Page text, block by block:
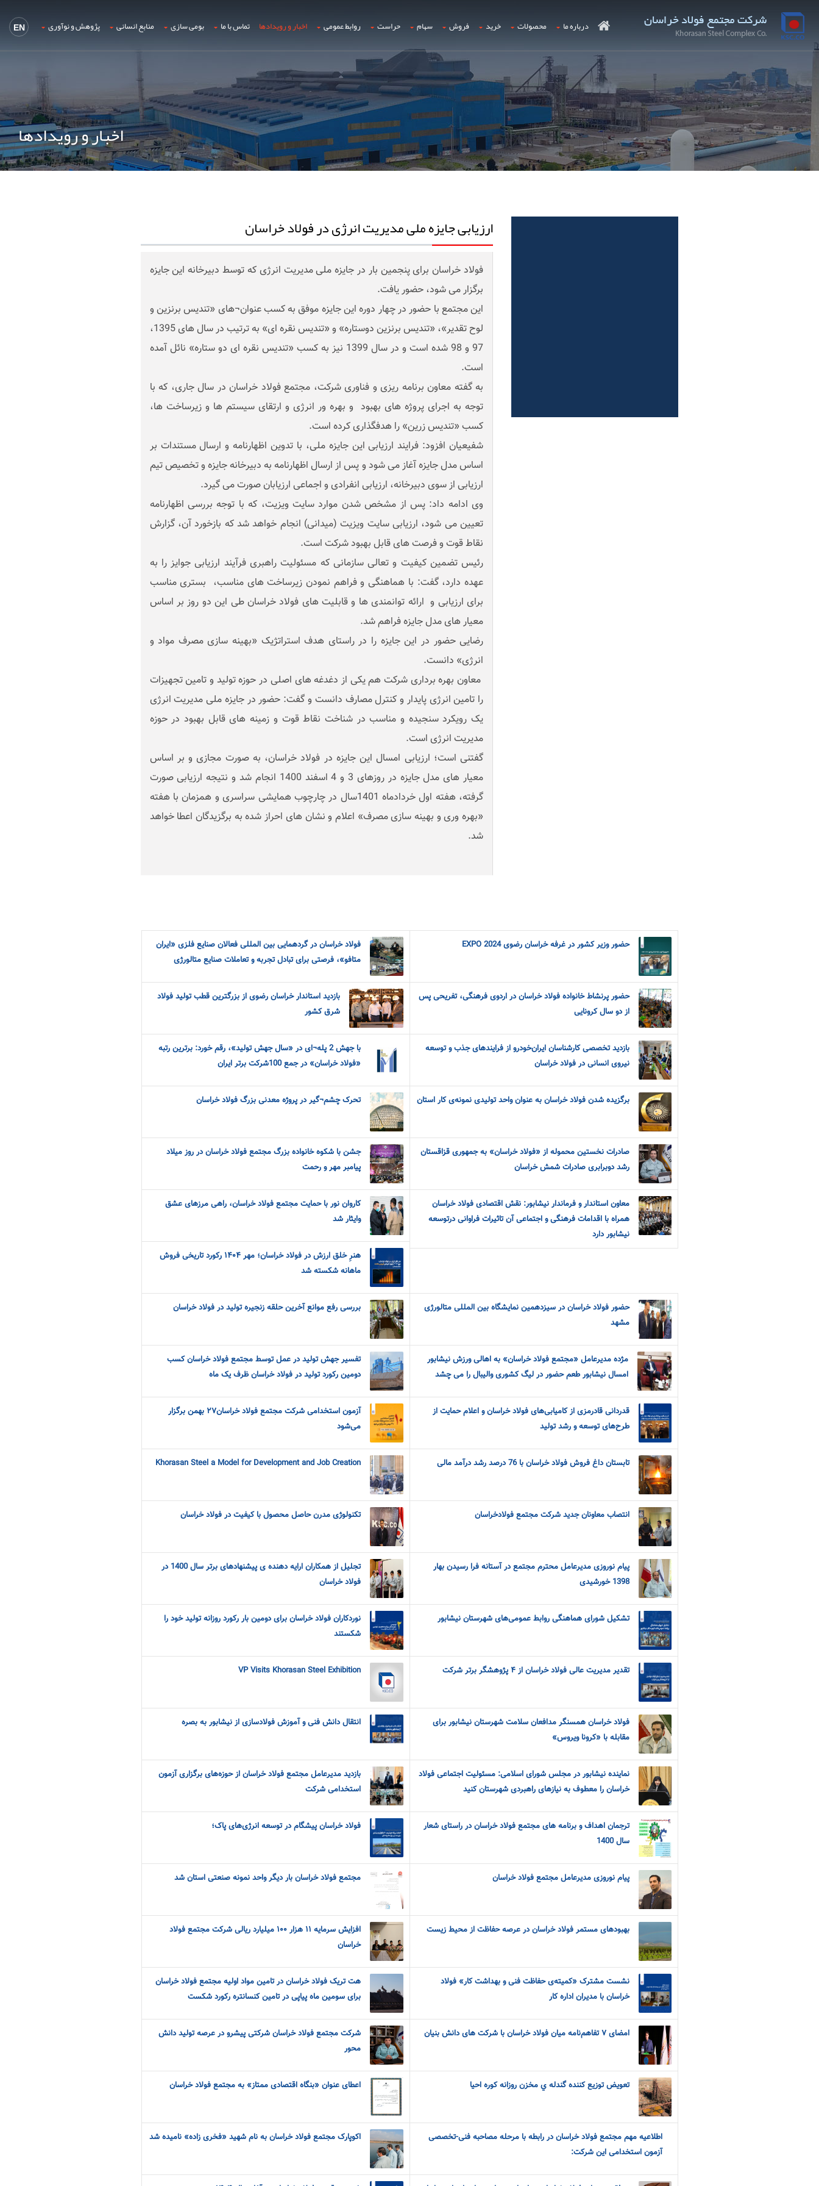
EN درباره ما محصولات خرید فروش سهام حراست روابط عمومی اخبار و رویدادها تماس با ما بومی سازی منابع انسانی پژوهش و نوآوری
اخبار و رویدادها
ارزیابی جایزه ملی مدیریت انرژی در فولاد خراسان
فولاد خراسان برای پنجمین بار در جایزه ملی مدیریت انرژی که توسط دبیرخانه این جایزه
برگزار می شود، حضور یافت.
این مجتمع با حضور در چهار دوره این جایزه موفق به کسب عنوان¬های «تندیس برنزین و
لوح تقدیر»، «تندیس برنزین دوستاره» و «تندیس نقره ای» به ترتیب در سال های 1395،
97 و 98 شده است و در سال 1399 نیز به کسب «تندیس نقره ای دو ستاره» نائل آمده
است.
به گفته معاون برنامه ریزی و فناوری شرکت، مجتمع فولاد خراسان در سال جاری، که با
توجه به اجرای پروژه های بهبود و بهره ور انرژی و ارتقای سیستم ها و زیرساخت ها،
کسب «تندیس زرین» را هدفگذاری کرده است.
شفیعیان افزود: فرایند ارزیابی این جایزه ملی، با تدوین اظهارنامه و ارسال مستندات بر
اساس مدل جایزه آغاز می شود و پس از ارسال اظهارنامه به دبیرخانه جایزه و تخصیص تیم
ارزیابی از سوی دبیرخانه، ارزیابی انفرادی و اجماعی ارزیابان صورت می گیرد.
وی ادامه داد: پس از مشخص شدن موارد سایت ویزیت، که با توجه بررسی اظهارنامه
تعیین می شود، ارزیابی سایت ویزیت (میدانی) انجام خواهد شد که بازخورد آن، گزارش
نقاط قوت و فرصت های قابل بهبود شرکت است.
رئیس تضمین کیفیت و تعالی سازمانی که مسئولیت راهبری فرآیند ارزیابی جوایز را به
عهده دارد، گفت: با هماهنگی و فراهم نمودن زیرساخت های مناسب، بستری مناسب
برای ارزیابی و ارائه توانمندی ها و قابلیت های فولاد خراسان طی این دو روز بر اساس
معیار های مدل جایزه فراهم شد.
رضایی حضور در این جایزه را در راستای هدف استراتژیک «بهینه سازی مصرف مواد و
انرژی» دانست.
معاون بهره برداری شرکت هم یکی از دغدغه های اصلی در حوزه تولید و تامین تجهیزات
را تامین انرژی پایدار و کنترل مصارف دانست و گفت: حضور در جایزه ملی مدیریت انرژی
یک رویکرد سنجیده و مناسب در شناخت نقاط قوت و زمینه های قابل بهبود در حوزه
مدیریت انرژی است.
گفتنی است؛ ارزیابی امسال این جایزه در فولاد خراسان، به صورت مجازی و بر اساس
معیار های مدل جایزه در روزهای 3 و 4 اسفند 1400 انجام شد و نتیجه ارزیابی صورت
گرفته، هفته اول خردادماه 1401سال در چارچوب همایشی سراسری و همزمان با هفته
«بهره وری و بهینه سازی مصرف» اعلام و نشان های احراز شده به برگزیدگان اعطا خواهد
شد.
حضور وزیر کشور در غرفه خراسان رضوی EXPO 2024
فولاد خراسان در گردهمایی بین المللی فعالان صنایع فلزی «ایران
متافو»، فرصتی برای تبادل تجربه و تعاملات صنایع متالورژی
حضور پرنشاط خانواده فولاد خراسان در اردوی فرهنگی، تفریحی پس
از دو سال کرونایی
بازدید استاندار خراسان رضوی از بزرگترین قطب تولید فولاد
شرق کشور
بازدید تخصصی کارشناسان ایران‌خودرو از فرایندهای جذب و توسعه
نیروی انسانی در فولاد خراسان
با جهش 2 پله¬ای در «سال جهش تولید»، رقم خورد: برترین رتبه
«فولاد خراسان» در جمع 100شرکت برتر ایران
برگزیده شدن فولاد خراسان به عنوان واحد تولیدی نمونه‌ی کار استان تحرک چشم¬گیر در پروژه معدنی بزرگ فولاد خراسان
صادرات نخستین محموله از «فولاد خراسان» به جمهوری قزاقستان
رشد دوبرابری صادرات شمش خراسان
جشن با شکوه خانواده بزرگ مجتمع فولاد خراسان در روز میلاد
پیامبر مهر و رحمت
معاون استاندار و فرماندار نیشابور: نقش اقتصادی فولاد خراسان
همراه با اقدامات فرهنگی و اجتماعی آن تاثیرات فراوانی درتوسعه
نیشابور دارد
کاروان نور با حمایت مجتمع فولاد خراسان، راهی مرزهای عشق
و‌ایثار شد
هنرِ خلق ارزش در فولاد خراسان؛ مهر ۱۴۰۴ رکورد تاریخی فروش
ماهانه شکسته شد
حضور فولاد خراسان در سیزدهمین نمایشگاه بین المللی متالورژی
مشهد
بررسی رفع موانع آخرین حلقه زنجیره تولید در فولاد خراسان
مژده مدیرعامل «مجتمع فولاد خراسان» به اهالی ورزش نیشابور
امسال نیشابور طعم حضور در لیگ کشوری والیبال را می چشد
تفسیر جهش تولید در عمل توسط مجتمع فولاد خراسان کسب
دومین رکورد تولید در فولاد خراسان ظرف یک ماه
قدردانی قادرمزی از کامیابی‌های فولاد خراسان و اعلام حمایت از
طرح‌های توسعه و رشد تولید
آزمون استخدامی شرکت مجتمع فولاد خراسان۲۷ بهمن برگزار
می‌شود
تابستان داغ فروش فولاد خراسان با 76 درصد رشد درآمد مالی Khorasan Steel a Model for Development and Job Creation
انتصاب معاونان جدید شرکت مجتمع فولادخراسان تکنولوژی مدرن حاصل محصول با کیفیت در فولاد خراسان
پیام نوروزی مدیرعامل محترم مجتمع در آستانه فرا رسیدن بهار
1398 خورشیدی
تجلیل از همکاران ارایه دهنده ی پیشنهادهای برتر سال 1400 در
فولاد خراسان
تشکیل شورای هماهنگی روابط عمومی‌های شهرستان نیشابور
نوردکاران فولاد خراسان برای دومین بار رکورد روزانه تولید خود را
شکستند
تقدیر مدیریت عالی فولاد خراسان از ۴ پژوهشگر برتر شرکت VP Visits Khorasan Steel Exhibition
فولاد خراسان همسنگر مدافعان سلامت شهرستان نیشابور برای
مقابله با «کرونا ویروس»
انتقال دانش فنی و آموزش فولادسازی از نیشابور به بصره
نماینده نیشابور در مجلس شورای اسلامی: مسئولیت اجتماعی فولاد
خراسان را معطوف به نیازهای راهبردی شهرستان کنید
بازدید مدیرعامل مجتمع فولاد خراسان از حوزه‌های برگزاری آزمون
استخدامی شرکت
ترجمان اهداف و برنامه های مجتمع فولاد خراسان در راستای شعار
سال 1400
فولاد خراسان پیشگام در توسعه انرژی‌های پاک؛
پیام نوروزی مدیرعامل مجتمع فولاد خراسان مجتمع فولاد خراسان بار دیگر واحد نمونه صنعتی استان شد
بهبودهای مستمر فولاد خراسان در عرصه حفاظت از محیط زیست
افزایش سرمایه ۱۱ هزار ۱۰۰ میلیارد ریالی شرکت مجتمع فولاد
خراسان
نشست مشترک «کمیته‌ی حفاظت فنی و بهداشت کار» فولاد
خراسان با مدیران اداره کار
هت تریک فولاد خراسان در تامین مواد اولیه مجتمع فولاد خراسان
برای سومین ماه پیاپی در تامین کنسانتره رکورد شکست
امضای ۷ تفاهم‌نامه میان فولاد خراسان با شرکت های دانش بنیان
شرکت مجتمع فولاد خراسان شرکتی پیشرو در عرصه تولید دانش
محور
تعويض توزيع کننده گندله ي مخزن روزانه کوره احيا اعطای عنوان «بنگاه اقتصادی ممتاز» به مجتمع فولاد خراسان
اطلاعیه مهم مجتمع فولاد خراسان در رابطه با مرحله مصاحبه فنی-تخصصی
آزمون استخدامی این شرکت:
اکوپارک مجتمع فولاد خراسان به نام شهید «فخری زاده» نامیده شد